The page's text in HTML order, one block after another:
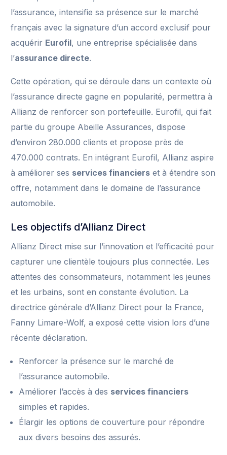
l’assurance, intensifie sa présence sur le marché
français avec la signature d’un accord exclusif pour
acquérir Eurofil, une entreprise spécialisée dans
l’assurance directe.
Cette opération, qui se déroule dans un contexte où
l’assurance directe gagne en popularité, permettra à
Allianz de renforcer son portefeuille. Eurofil, qui fait
partie du groupe Abeille Assurances, dispose
d’environ 280.000 clients et propose près de
470.000 contrats. En intégrant Eurofil, Allianz aspire
à améliorer ses services financiers et à étendre son
offre, notamment dans le domaine de l’assurance
automobile.
Les objectifs d’Allianz Direct
Allianz Direct mise sur l’innovation et l’efficacité pour
capturer une clientèle toujours plus connectée. Les
attentes des consommateurs, notamment les jeunes
et les urbains, sont en constante évolution. La
directrice générale d’Allianz Direct pour la France,
Fanny Limare-Wolf, a exposé cette vision lors d’une
récente déclaration.
Renforcer la présence sur le marché de
l’assurance automobile.
Améliorer l’accès à des services financiers
simples et rapides.
Élargir les options de couverture pour répondre
aux divers besoins des assurés.